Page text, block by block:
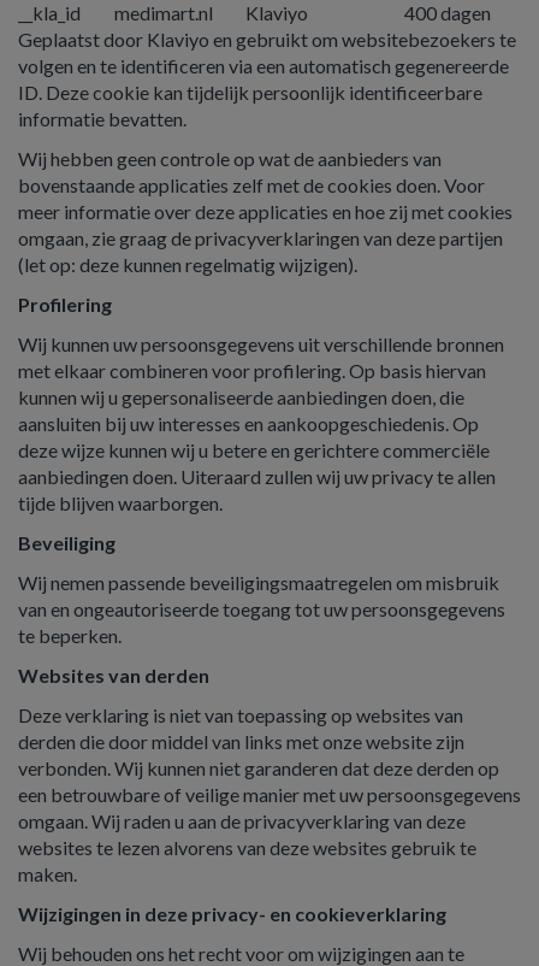
__kla_id
medimart.nl Klaviyo
400 dagen
Geplaatst door Klaviyo en gebruikt om websitebezoekers te
volgen en te identificeren via een automatisch gegenereerde
ID. Deze cookie kan tijdelijk persoonlijk identificeerbare
informatie bevatten.
Wij hebben geen controle op wat de aanbieders van
bovenstaande applicaties zelf met de cookies doen. Voor
meer informatie over deze applicaties en hoe zij met cookies
omgaan, zie graag de privacyverklaringen van deze partijen
(let op: deze kunnen regelmatig wijzigen).
Profilering
Wij kunnen uw persoonsgegevens uit verschillende bronnen
met elkaar combineren voor profilering. Op basis hiervan
kunnen wij u gepersonaliseerde aanbiedingen doen, die
aansluiten bij uw interesses en aankoopgeschiedenis. Op
deze wijze kunnen wij u betere en gerichtere commerciële
aanbiedingen doen. Uiteraard zullen wij uw privacy te allen
tijde blijven waarborgen.
Beveiliging
Wij nemen passende beveiligingsmaatregelen om misbruik
van en ongeautoriseerde toegang tot uw persoonsgegevens
te beperken.
Websites van derden
Deze verklaring is niet van toepassing op websites van
derden die door middel van links met onze website zijn
verbonden. Wij kunnen niet garanderen dat deze derden op
een betrouwbare of veilige manier met uw persoonsgegevens
omgaan. Wij raden u aan de privacyverklaring van deze
websites te lezen alvorens van deze websites gebruik te
maken.
Wijzigingen in deze privacy- en cookieverklaring
Wij behouden ons het recht voor om wijzigingen aan te